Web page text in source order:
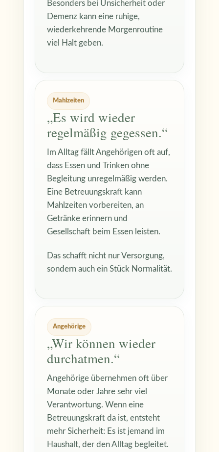
Besonders bei Unsicherheit oder
Demenz kann eine ruhige,
wiederkehrende Morgenroutine
viel Halt geben.
Mahlzeiten
„Es wird wieder
regelmäßig gegessen.“
Im Alltag fällt Angehörigen oft auf,
dass Essen und Trinken ohne
Begleitung unregelmäßig werden.
Eine Betreuungskraft kann
Mahlzeiten vorbereiten, an
Getränke erinnern und
Gesellschaft beim Essen leisten.
Das schafft nicht nur Versorgung,
sondern auch ein Stück Normalität.
Angehörige
„Wir können wieder
durchatmen.“
Angehörige übernehmen oft über
Monate oder Jahre sehr viel
Verantwortung. Wenn eine
Betreuungskraft da ist, entsteht
mehr Sicherheit: Es ist jemand im
Haushalt, der den Alltag begleitet.